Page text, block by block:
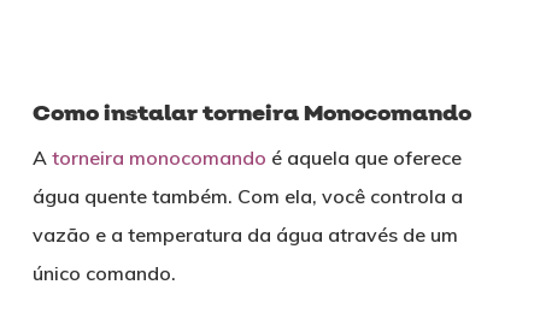
Como instalar torneira Monocomando
A torneira monocomando é aquela que oferece
água quente também. Com ela, você controla a
vazão e a temperatura da água através de um
único comando.